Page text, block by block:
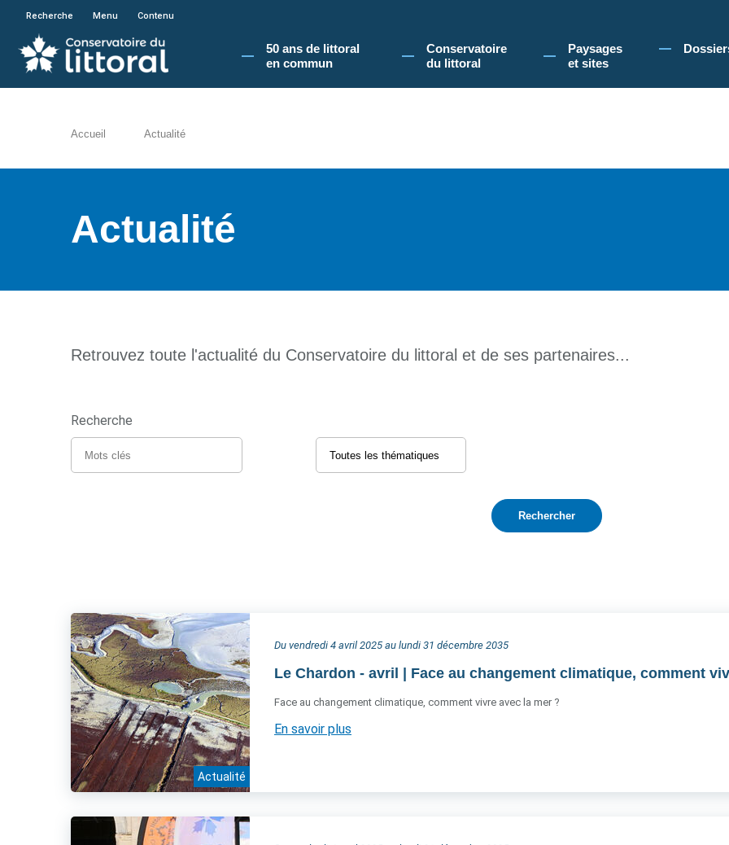
En poursuivant votre navigation sur le site du Conservatoire du littoral, vous acceptez l'utilisation de cookies pour vous
Recherche Menu Contenu
50 ans de littoral
en commun​
Conservatoire
du littoral
Paysages
et sites
Accueil Actualité
Actualité
Retrouvez toute l'actualité du Conservatoire du littoral et de ses partenaires...
Recherche
Actualité
Du vendredi 4 avril 2025 au lundi 31 décembre 2035
Le Chardon - avril | Face au changement climatique, comment
Face au changement climatique, comment vivre avec la mer ?
En savoir plus